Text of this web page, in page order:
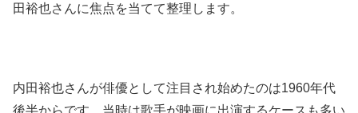
田裕也さんに焦点を当てて整理します。
内田裕也さんが俳優として注目され始めたのは1960年代